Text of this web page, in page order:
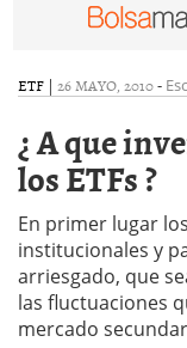
ETF | 26 MAYO, 2010-
¿ A que
los ETFs ?
En primer lugar
institucionales y
arriesgado, que
las fluctuaciones
mercado